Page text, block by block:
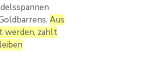
Aus
werden, zahlt